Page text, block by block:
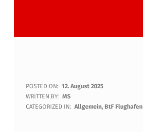
K
O
POSTED ON: 12. August 2025
WRITTEN BY: MS
CATEGORIZED IN: Allgemein,BtF Flughafen